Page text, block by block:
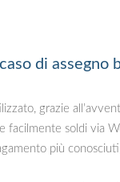
di assegno
grazie
soldi via
più